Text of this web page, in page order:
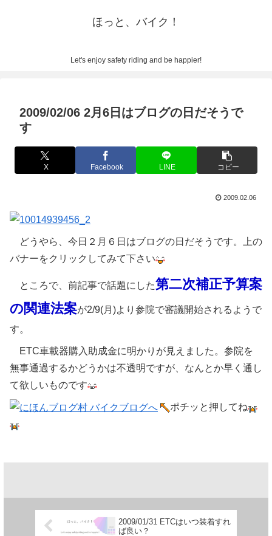
ほっと、バイク！
Let's enjoy safety riding and be happier!
2009/02/06 2月6日はブログの日だそうで
す
X Facebook LINE コピー
2009.02.06
どうやら、今日２月６日はブログの日だそうです。上の
バナーをクリックしてみて下さい
ところで、前記事で話題にした第二次補正予算案
の関連法案が2/9(月)より参院で審議開始されるようで
す。
ETC車載器購入助成金に明かりが見えました。参院を
無事通過するかどうかは不透明ですが、なんとか早く通し
て欲しいものです
ポチッと押してね
2009/01/31 ETCはいつ装着すれ
ば良い？